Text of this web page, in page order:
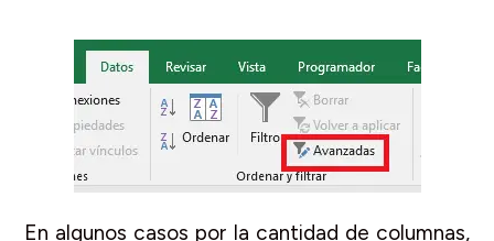
En algunos casos por la cantidad de columnas,